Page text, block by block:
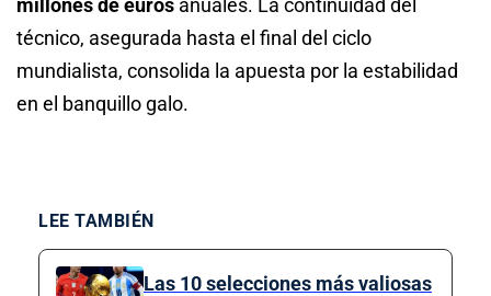
millones de euros anuales. La continuidad del
técnico, asegurada hasta el final del ciclo
mundialista, consolida la apuesta por la estabilidad
en el banquillo galo.
LEE TAMBIÉN
Las 10 selecciones más valiosas